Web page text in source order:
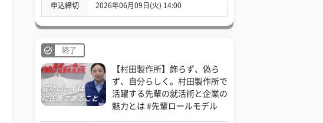
申込締切 2026年06月09日(火) 14:00
終了
【村田製作所】飾らず、偽ら
ず、自分らしく。村田製作所で
活躍する先輩の就活術と企業の
魅力とは #先輩ロールモデル